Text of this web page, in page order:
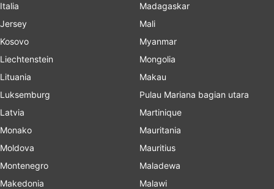
Italia
Jersey
Kosovo
Liechtenstein
Lituania
Luksemburg
Latvia
Monako
Moldova
Montenegro
Makedonia
Madagaskar
Mali
Myanmar
Mongolia
Makau
Pulau Mariana bagian utara
Martinique
Mauritania
Mauritius
Maladewa
Malawi